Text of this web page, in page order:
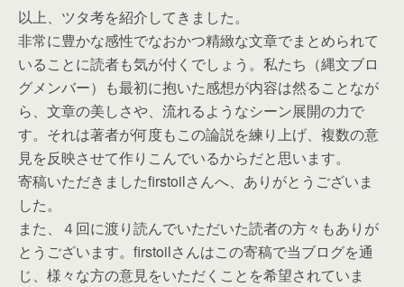
以上、ツタ考を紹介してきました。
非常に豊かな感性でなおかつ精緻な文章でまとめられて
いることに読者も気が付くでしょう。私たち（縄文ブロ
グメンバー）も最初に抱いた感想が内容は然ることなが
ら、文章の美しさや、流れるようなシーン展開の力で
す。それは著者が何度もこの論説を練り上げ、複数の意
見を反映させて作りこんでいるからだと思います。
寄稿いただきましたfirstoilさんへ、ありがとうございま
した。
また、４回に渡り読んでいただいた読者の方々もありが
とうございます。firstoilさんはこの寄稿で当ブログを通
じ、様々な方の意見をいただくことを希望されていま